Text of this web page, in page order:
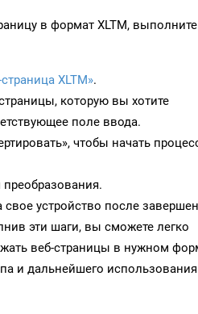
в формат XLTM, выполните
XLTM».
которую вы хотите
поле ввода.
чтобы начать
свое устройство после
эти шаги, вы сможете легко
веб-страницы в нужном
и дальнейшего